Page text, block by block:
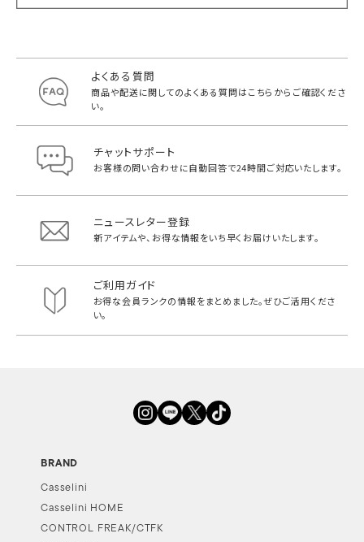
よくある質問
商品や配送に関してのよくある質問はこちらからご確認くださ
い。
チャットサポート
お客様の問い合わせに自動回答で24時間ご対応いたします。
ニュースレター登録
新アイテムや、お得な情報をいち早く お届けいたします。
ご利用ガイド
お得な会員ランクの情報をまとめました。ぜひご活用くださ
い。
BRAND
Casselini
Casselini HOME
CONTROL FREAK/CTFK